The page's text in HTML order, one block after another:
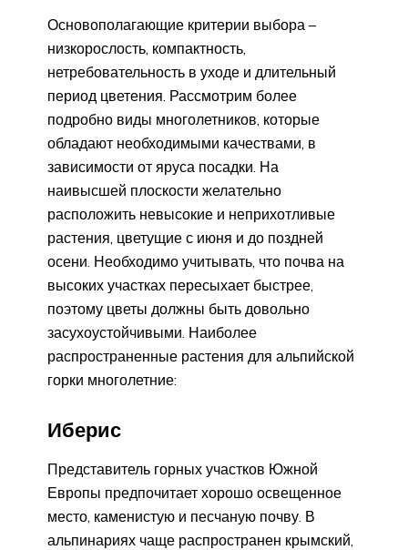
Основополагающие критерии выбора –
низкорослость, компактность,
нетребовательность в уходе и длительный
период цветения. Рассмотрим более
подробно виды многолетников, которые
обладают необходимыми качествами, в
зависимости от яруса посадки. На
наивысшей плоскости желательно
расположить невысокие и неприхотливые
растения, цветущие с июня и до поздней
осени. Необходимо учитывать, что почва на
высоких участках пересыхает быстрее,
поэтому цветы должны быть довольно
засухоустойчивыми. Наиболее
распространенные растения для альпийской
горки многолетние:
Иберис
Представитель горных участков Южной
Европы предпочитает хорошо освещенное
место, каменистую и песчаную почву. В
альпинариях чаще распространен крымский,